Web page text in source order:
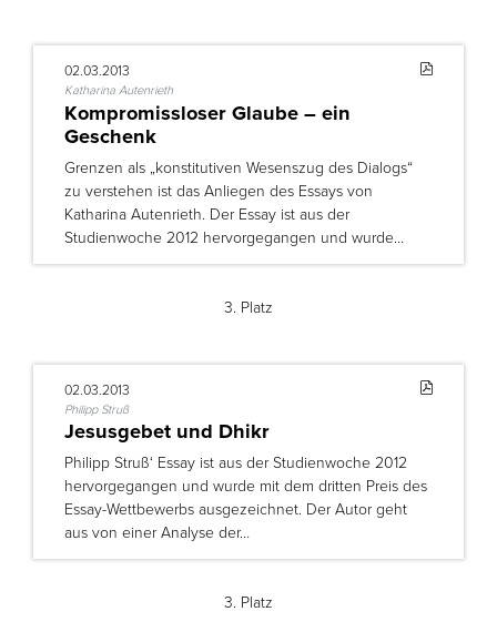
02.03.2013
Katharina Autenrieth
Kompromissloser Glaube – ein
Geschenk
Grenzen als „konstitutiven Wesenszug des Dialogs“
zu verstehen ist das Anliegen des Essays von
Katharina Autenrieth. Der Essay ist aus der
Studienwoche 2012 hervorgegangen und wurde…
3. Platz
02.03.2013
Philipp Struß
Jesusgebet und Dhikr
Philipp Struß‘ Essay ist aus der Studienwoche 2012
hervorgegangen und wurde mit dem dritten Preis des
Essay-Wettbewerbs ausgezeichnet. Der Autor geht
aus von einer Analyse der…
3. Platz